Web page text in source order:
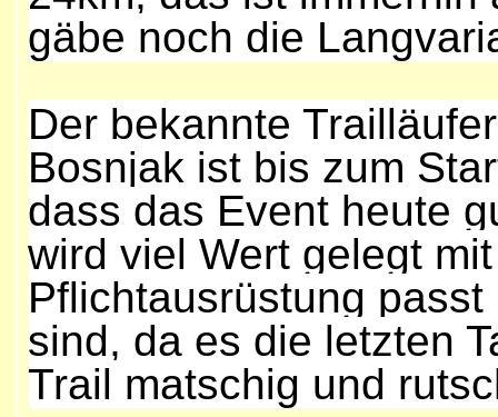
gäbe noch die
Der bekannte
Bosnjak ist bis zum
dass das Event heute
wird viel Wert gelegt
Pflichtausrüstung
sind, da es die letzten
Trail matschig und